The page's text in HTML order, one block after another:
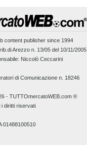
content publisher since 1994
Arezzo n. 13/05 del 10/11/2005
Niccolò Ceccarini
di Comunicazione n. 18246
- TUTTOmercatoWEB.com ®
i diritti riservati
01488100510